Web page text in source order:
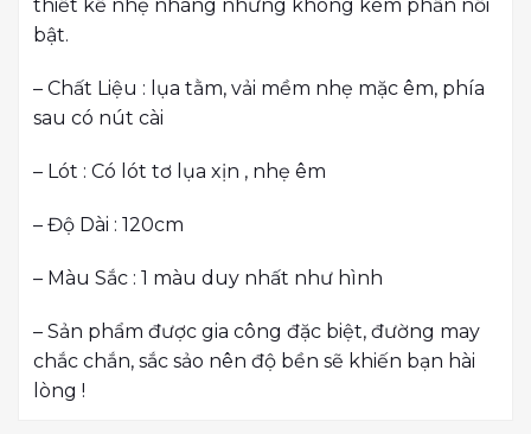
thiết kế nhẹ nhàng nhưng không kém phần nổi
bật.
– Chất Liệu : lụa tằm, vải mềm nhẹ mặc êm, phía
sau có nút cài
– Lót : Có lót tơ lụa xịn , nhẹ êm
– Độ Dài : 120cm
– Màu Sắc : 1 màu duy nhất như hình
– Sản phẩm được gia công đặc biệt, đường may
chắc chắn, sắc sảo nên độ bền sẽ khiến bạn hài
lòng !